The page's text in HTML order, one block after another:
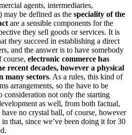
agents, intermediaries,
be defined as the speciality of the
are a sensible components for the
they sell goods or services. It is
they succeed in establishing a direct
and the answer is to have somebody
electronic commerce has
recent decades, however a physical
many sectors. As a rules, this kind of
arrangements, so the have to be
consideration not only the starting
as well, from both factual,
no crystal ball, of course, however
that, since we’ve been doing it for 30